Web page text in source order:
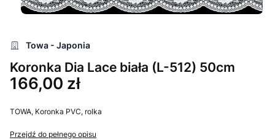
Towa - Japonia
Koronka Dia Lace biała (L-512) 50cm
Cena
166,00 zł
TOWA, Koronka PVC, rolka
Przejdź do pełnego opisu